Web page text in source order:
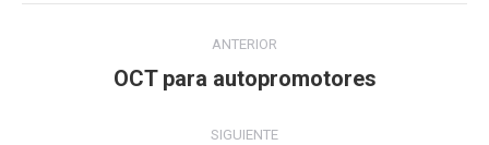
publicaciones
ANTERIOR
Publicación
OCT para autopromotores
SIGUIENTE